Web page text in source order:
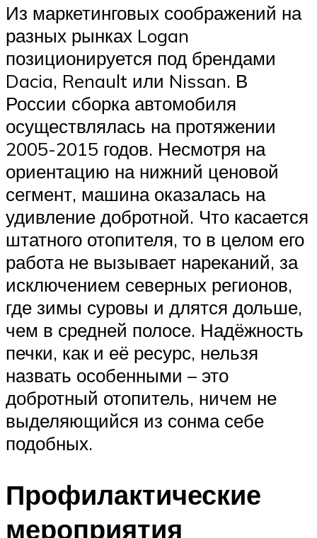
Из маркетинговых соображений на
разных рынках Logan
позиционируется под брендами
Dacia, Renault или Nissan. В
России сборка автомобиля
осуществлялась на протяжении
2005-2015 годов. Несмотря на
ориентацию на нижний ценовой
сегмент, машина оказалась на
удивление добротной. Что касается
штатного отопителя, то в целом его
работа не вызывает нареканий, за
исключением северных регионов,
где зимы суровы и длятся дольше,
чем в средней полосе. Надёжность
печки, как и её ресурс, нельзя
назвать особенными – это
добротный отопитель, ничем не
выделяющийся из сонма себе
подобных.
Профилактические
мероприятия